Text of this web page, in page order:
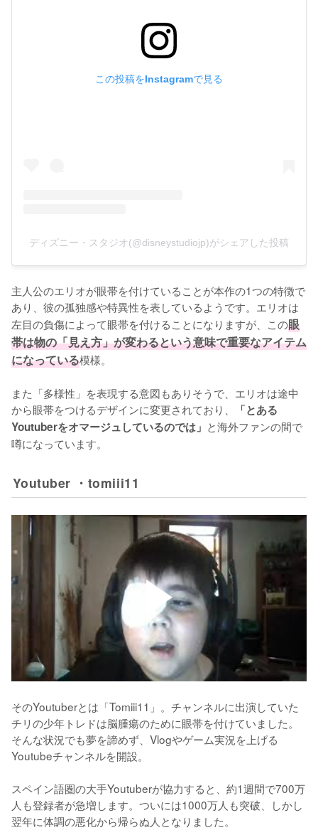
この投稿をInstagramで見る
ディズニー・スタジオ(@disneystudiojp)がシェアした投稿
主人公のエリオが眼帯を付けていることが本作の1つの特徴で
あり、彼の孤独感や特異性を表しているようです。エリオは
左目の負傷によって眼帯を付けることになりますが、この眼
帯は物の「見え方」が変わるという意味で重要なアイテム
になっている模様。
また「多様性」を表現する意図もありそうで、エリオは途中
から眼帯をつけるデザインに変更されており、
「とある
Youtuberをオマージュしているのでは」 と海外ファンの間で
噂になっています。
Youtuber ・tomiii11
そのYoutuberとは「Tomiii11」。チャンネルに出演していた
チリの少年トレドは脳腫瘍のために眼帯を付けていました。
そんな状況でも夢を諦めず、Vlogやゲーム実況を上げる
Youtubeチャンネルを開設。
スペイン語圏の大手Youtuberが協力すると、約1週間で700万
人も登録者が急増します。ついには1000万人も突破、しかし
翌年に体調の悪化から帰らぬ人となりました。